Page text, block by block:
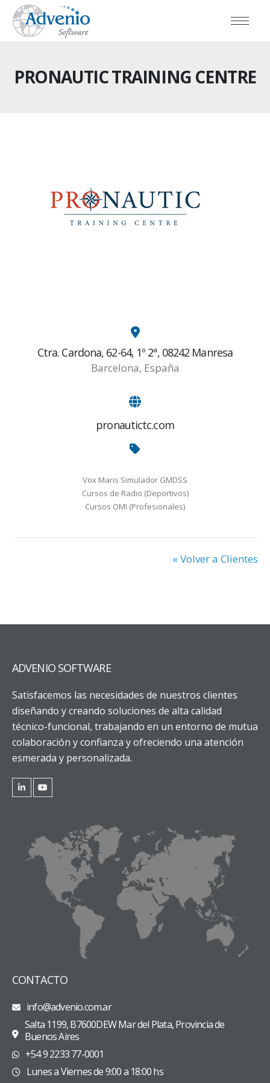
PRONAUTIC TRAINING CENTRE
Ctra. Cardona, 62-64, 1º 2ª, 08242 Manresa
Barcelona, España
pronautictc.com
Vox Maris Simulador GMDSS
Cursos de Radio (Deportivos)
Cursos OMI (Profesionales)
« Volver a Clientes
ADVENIO SOFTWARE
Satisfacemos las necesidades de nuestros clientes
diseñando y creando soluciones de alta calidad
técnico-funcional, trabajando en un entorno de mutua
colaboración y confianza y ofreciendo una atención
esmerada y personalizada.
CONTACTO
info@advenio.com.ar
Salta 1199, B7600DEW Mar del Plata, Provincia de
Buenos Aires
+54 9 2233 77-0001
Lunes a Viernes de 9:00 a 18:00 hs